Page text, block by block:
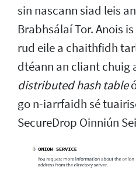
sin nascann siad leis
Brabhsálaí Tor. Anois
rud eile a chaithfidh
dtéann an cliant chuig
distributed hash table
go n-iarrfaidh sé
SecureDrop Oinniún